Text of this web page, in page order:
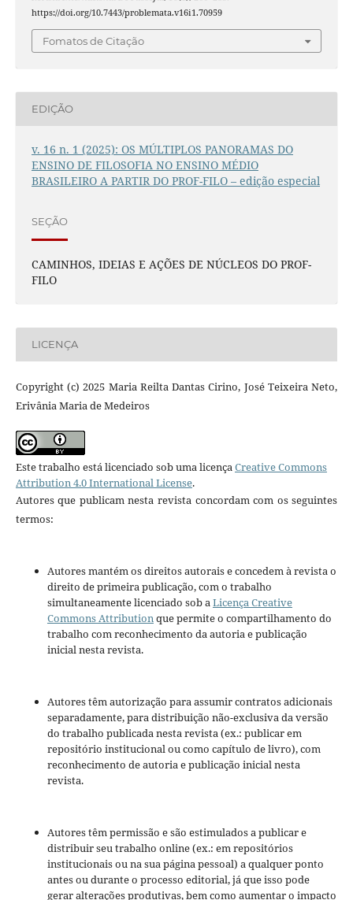
https://doi.org/10.7443/problemata.v16i1.70959
Fomatos de Citação
EDIÇÃO
v. 16 n. 1 (2025): OS MÚLTIPLOS PANORAMAS DO
ENSINO DE FILOSOFIA NO ENSINO MÉDIO
BRASILEIRO A PARTIR DO PROF-FILO – edição especial
SEÇÃO
CAMINHOS, IDEIAS E AÇÕES DE NÚCLEOS DO PROF-
FILO
LICENÇA
Copyright (c) 2025 Maria Reilta Dantas Cirino, José Teixeira Neto,
Erivânia Maria de Medeiros
Este trabalho está licenciado sob uma licençaCreative Commons
Attribution 4.0 International License.
Autores que publicam nesta revista concordam com os seguintes
termos:
Autores mantém os direitos autorais e concedem à revista o
direito de primeira publicação, com o trabalho
simultaneamente licenciado sob aLicença Creative
Commons Attributionque permite o compartilhamento do
trabalho com reconhecimento da autoria e publicação
inicial nesta revista.
Autores têm autorização para assumir contratos adicionais
separadamente, para distribuição não-exclusiva da versão
do trabalho publicada nesta revista (ex.: publicar em
repositório institucional ou como capítulo de livro), com
reconhecimento de autoria e publicação inicial nesta
revista.
Autores têm permissão e são estimulados a publicar e
distribuir seu trabalho online (ex.: em repositórios
institucionais ou na sua página pessoal) a qualquer ponto
antes ou durante o processo editorial, já que isso pode
gerar alterações produtivas, bem como aumentar o impacto